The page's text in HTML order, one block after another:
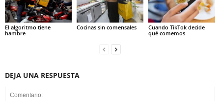
El algoritmo tiene
hambre
Cocinas sin comensales
Cuando TikTok decide
qué comemos
DEJA UNA RESPUESTA